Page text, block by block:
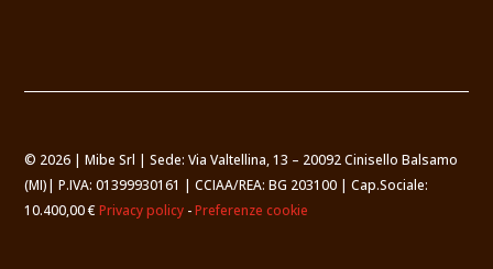
© 2026 | Mibe Srl | Sede: Via Valtellina, 13 – 20092 Cinisello Balsamo
(MI)| P.IVA: 01399930161 | CCIAA/REA: BG 203100 | Cap.Sociale:
10.400,00 €Privacy policy -Preferenze cookie